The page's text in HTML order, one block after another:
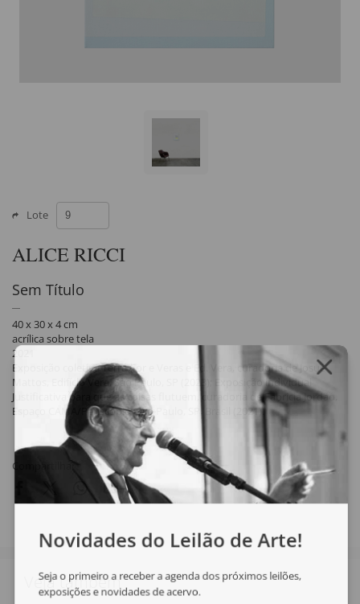
Lote
ALICE RICCI
Sem Título
40 x 30 x 4 cm
acrílica sobre tela
2021
Exposição coletiva Terra Cor e Veras e Ed. Vera, curadoria de Josué
Mattos, Edifício Vera, São Paulo, SP (2023); Exposição individual
Justificativa para que as coisas flutuem, curadoria de Fabricia Jordão,
Espaço CAMA/Periscópio, São Paulo, SP, Brasil (2021).
Compartilhar
Veja também
Novidades do Leilão de Arte!
Seja o primeiro a receber a agenda dos próximos leilões,
exposições e novidades de acervo.